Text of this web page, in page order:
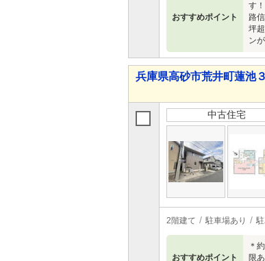
おすすめポイント
す
路
坪
ン
兵庫県高砂市荒井町蓮池
中古住宅
2階建て 駐車場あり
おすすめポイント
＊
限